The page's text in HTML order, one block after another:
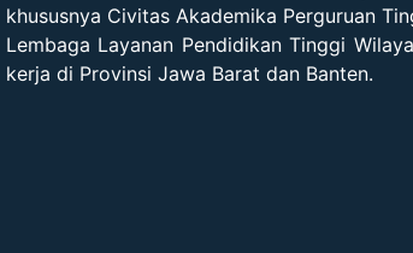
khususnya Civitas Akademika Perguruan
Lembaga Layanan Pendidikan Tinggi
kerja di Provinsi Jawa Barat dan Banten.